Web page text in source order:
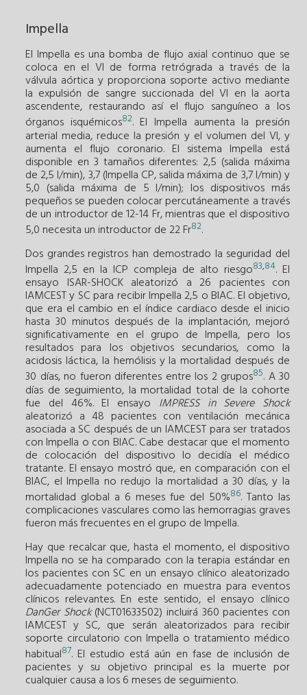
Impella
El Impella es una bomba de flujo axial continuo que se
coloca en el VI de forma retrógrada a través de la
válvula aórtica y proporciona soporte activo mediante
la expulsión de sangre succionada del VI en la aorta
ascendente, restaurando así el flujo sanguíneo a los
órganos isquémicos82. El Impella aumenta la presión
arterial media, reduce la presión y el volumen del VI, y
aumenta el flujo coronario. El sistema Impella está
disponible en 3 tamaños diferentes: 2,5 (salida máxima
de 2,5 l/min), 3,7 (Impella CP, salida máxima de 3,7 l/min) y
5,0 (salida máxima de 5 l/min); los dispositivos más
pequeños se pueden colocar percutáneamente a través
de un introductor de 12-14 Fr, mientras que el dispositivo
5,0 necesita un introductor de 22 Fr82.
Dos grandes registros han demostrado la seguridad del
Impella 2,5 en la ICP compleja de alto riesgo83,84. El
ensayo ISAR-SHOCK aleatorizó a 26 pacientes con
IAMCEST y SC para recibir Impella 2,5 o BIAC. El objetivo,
que era el cambio en el índice cardiaco desde el inicio
hasta 30 minutos después de la implantación, mejoró
significativamente en el grupo de Impella, pero los
resultados para los objetivos secundarios, como la
acidosis láctica, la hemólisis y la mortalidad después de
30 días, no fueron diferentes entre los 2 grupos85. A 30
días de seguimiento, la mortalidad total de la cohorte
fue del 46%. El ensayo IMPRESS in Severe Shock
aleatorizó a 48 pacientes con ventilación mecánica
asociada a SC después de un IAMCEST para ser tratados
con Impella o con BIAC. Cabe destacar que el momento
de colocación del dispositivo lo decidía el médico
tratante. El ensayo mostró que, en comparación con el
BIAC, el Impella no redujo la mortalidad a 30 días, y la
mortalidad global a 6 meses fue del 50%86. Tanto las
complicaciones vasculares como las hemorragias graves
fueron más frecuentes en el grupo de Impella.
Hay que recalcar que, hasta el momento, el dispositivo
Impella no se ha comparado con la terapia estándar en
los pacientes con SC en un ensayo clínico aleatorizado
adecuadamente potenciado en muestra para eventos
clínicos relevantes. En este sentido, el ensayo clínico
DanGer Shock(NCT01633502) incluirá 360 pacientes con
IAMCEST y SC, que serán aleatorizados para recibir
soporte circulatorio con Impella o tratamiento médico
habitual87. El estudio está aún en fase de inclusión de
pacientes y su objetivo principal es la muerte por
cualquier causa a los 6 meses de seguimiento.